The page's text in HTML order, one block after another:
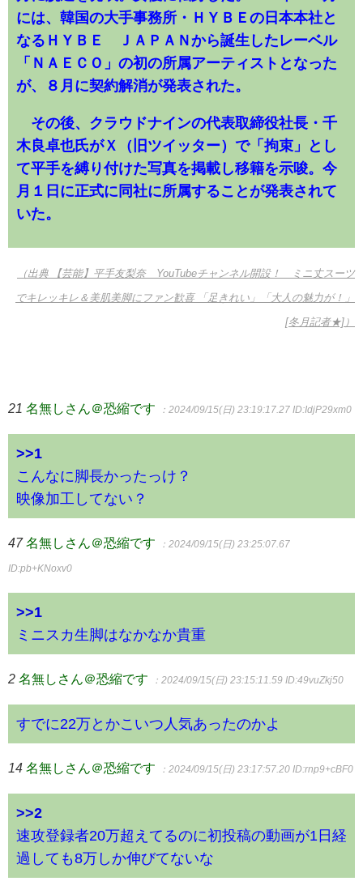
には、韓国の大手事務所・ＨＹＢＥの日本本社と
なるＨＹＢＥ ＪＡＰＡＮから誕生したレーベル
「ＮＡＥＣＯ」の初の所属アーティストとなった
が、８月に契約解消が発表された。
その後、クラウドナインの代表取締役社長・千
木良卓也氏がＸ（旧ツイッター）で「拘束」とし
て平手を縛り付けた写真を掲載し移籍を示唆。今
月１日に正式に同社に所属することが発表されて
いた。
（出典 【芸能】平手友梨奈 YouTubeチャンネル開設！ ミニ丈スーツ
でキレッキレ＆美肌美脚にファン歓喜 「足きれい」「大人の魅力が！」
[冬月記者★]）
21 名無しさん＠恐縮です ：2024/09/15(日) 23:19:17.27 ID:IdjP29xm0
>>1
こんなに脚長かったっけ？
映像加工してない？
47 名無しさん＠恐縮です ：2024/09/15(日) 23:25:07.67
ID:pb+KNoxv0
>>1
ミニスカ生脚はなかなか貴重
2 名無しさん＠恐縮です ：2024/09/15(日) 23:15:11.59 ID:49vuZkj50
すでに22万とかこいつ人気あったのかよ
14 名無しさん＠恐縮です ：2024/09/15(日) 23:17:57.20 ID:rnp9+cBF0
>>2
速攻登録者20万超えてるのに初投稿の動画が1日経
過しても8万しか伸びてないな